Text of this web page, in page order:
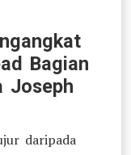
Bagian
Joseph
daripada